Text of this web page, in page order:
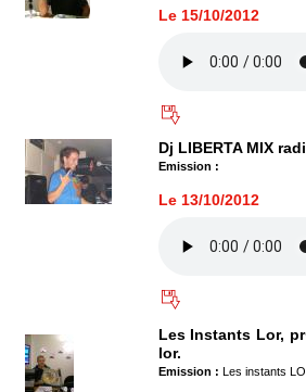
Le 15/10/2012
Dj LIBERTA MIX
Emission :
Le 13/10/2012
Les Instants Lor,
lor.
Emission : Les instants